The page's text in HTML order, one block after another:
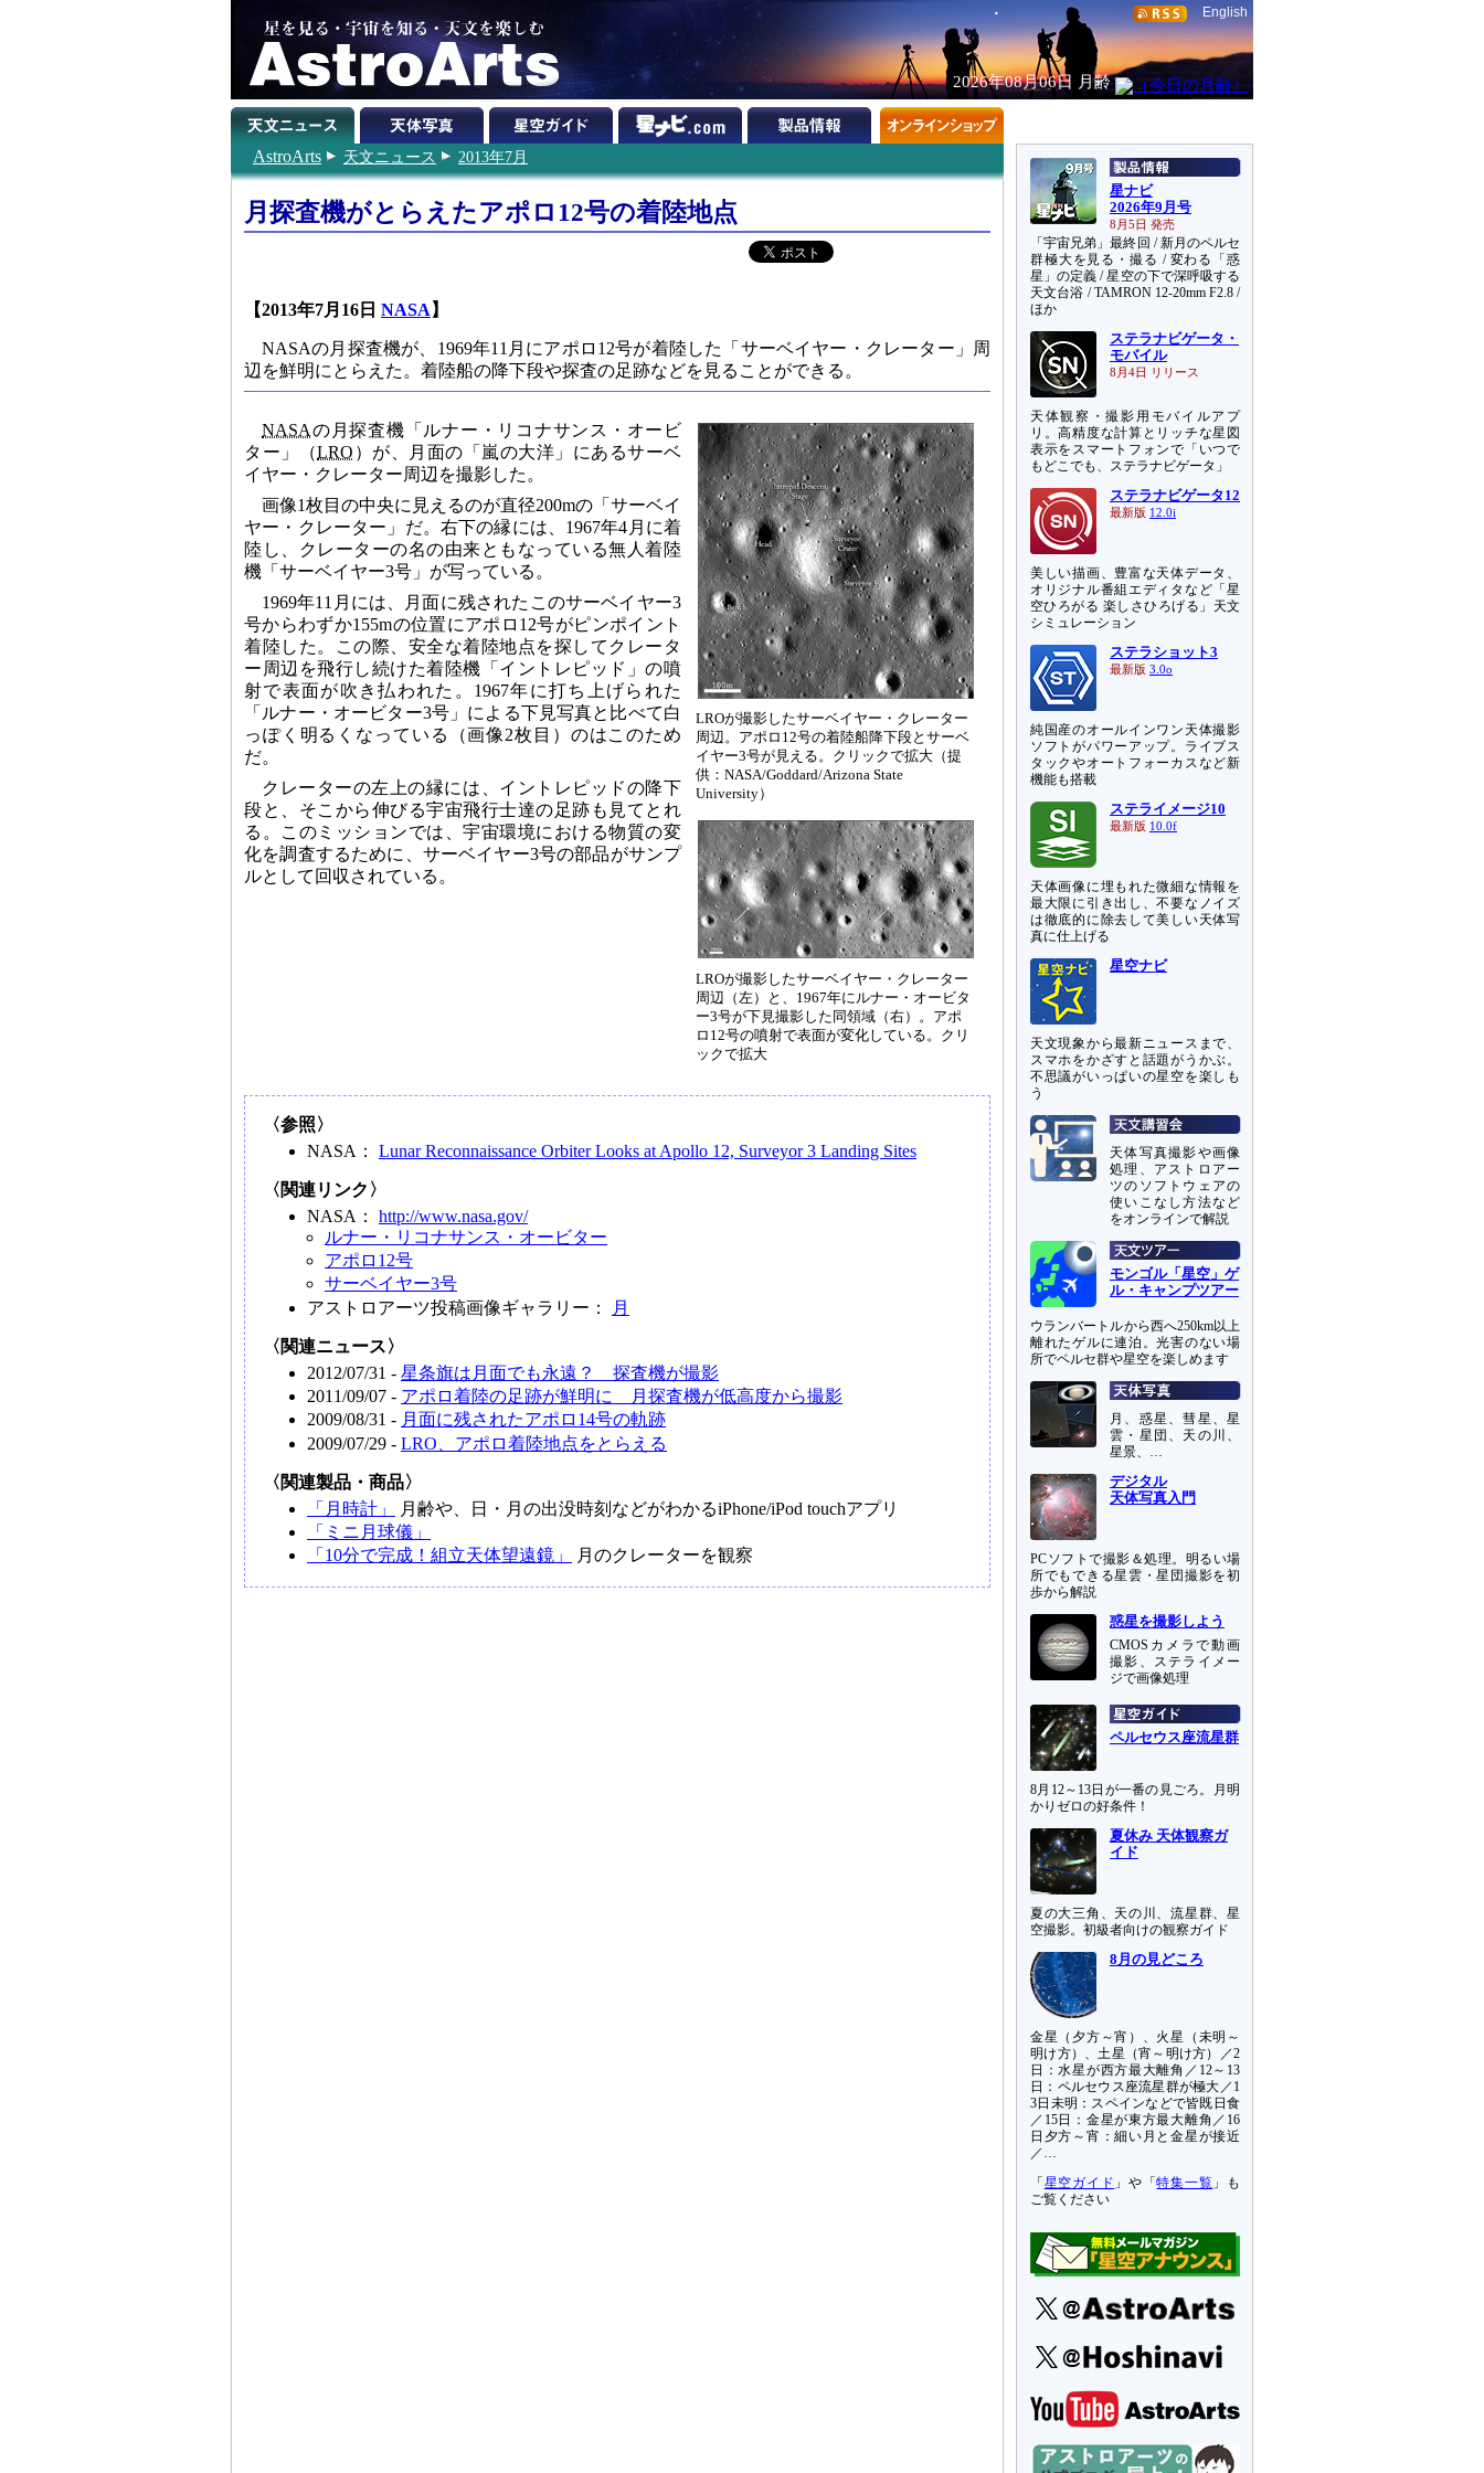
English
2026年08月06日 月齢
AstroArts 天文ニュース 2013年7月
月探査機がとらえたアポロ12号の着陸地点
【2013年7月16日 NASA 】
NASAの月探査機が、1969年11月にアポロ12号が着陸した「サーベイヤー・クレーター」周
辺を鮮明にとらえた。着陸船の降下段や探査の足跡などを見ることができる。
LROが撮影したサーベイヤー・クレーター
周辺。アポロ12号の着陸船降下段とサーベ
イヤー3号が見える。クリックで拡大（提
供：NASA/Goddard/Arizona State
University）
LROが撮影したサーベイヤー・クレーター
周辺（左）と、1967年にルナー・オービタ
ー3号が下見撮影した同領域（右）。アポ
ロ12号の噴射で表面が変化している。クリ
ックで拡大
NASAの月探査機「ルナー・リコナサンス・オービ
ター」（LRO ）が、月面の「嵐の大洋」にあるサーベ
イヤー・クレーター周辺を撮影した。
画像1枚目の中央に見えるのが直径200mの「サーベイ
ヤー・クレーター」だ。右下の縁には、1967年4月に着
陸し、クレーターの名の由来ともなっている無人着陸
機「サーベイヤー3号」が写っている。
1969年11月には、月面に残されたこのサーベイヤー3
号からわずか155mの位置にアポロ12号がピンポイント
着陸した。この際、安全な着陸地点を探してクレータ
ー周辺を飛行し続けた着陸機「イントレピッド」の噴
射で表面が吹き払われた。1967年に打ち上げられた
「ルナー・オービター3号」による下見写真と比べて白
っぽく明るくなっている（画像2枚目）のはこのため
だ。
クレーターの左上の縁には、イントレピッドの降下
段と、そこから伸びる宇宙飛行士達の足跡も見てとれ
る。このミッションでは、宇宙環境における物質の変
化を調査するために、サーベイヤー3号の部品がサンプ
ルとして回収されている。
〈参照〉
NASA： Lunar Reconnaissance Orbiter Looks at Apollo 12, Surveyor 3 Landing Sites
〈関連リンク〉
NASA： http://www.nasa.gov/
ルナー・リコナサンス・オービター
アポロ12号
サーベイヤー3号
アストロアーツ投稿画像ギャラリー：
月
〈関連ニュース〉
2012/07/31 - 星条旗は月面でも永遠？ 探査機が撮影
2011/09/07 - アポロ着陸の足跡が鮮明に 月探査機が低高度から撮影
2009/08/31 - 月面に残されたアポロ14号の軌跡
2009/07/29 - LRO、アポロ着陸地点をとらえる
〈関連製品・商品〉
「月時計」
月齢や、日・月の出没時刻などがわかるiPhone/iPod touchアプリ
「ミニ月球儀」
「10分で完成！組立天体望遠鏡」
月のクレーターを観察
星ナビ
2026年9月号
8月5日 発売
「宇宙兄弟」最終回 / 新月のペルセ
群極大を見る・撮る / 変わる「惑
星」の定義 / 星空の下で深呼吸する
天文台浴 / TAMRON 12-20mm F2.8 /
ほか
ステラナビゲータ・
モバイル
8月4日 リリース
天体観察・撮影用モバイルアプ
リ。高精度な計算とリッチな星図
表示をスマートフォンで「いつで
もどこでも、ステラナビゲータ」
ステラナビゲータ12
最新版 12.0i
美しい描画、豊富な天体データ、
オリジナル番組エディタなど「星
空ひろがる 楽しさひろげる」天文
シミュレーション
ステラショット3
最新版 3.0o
純国産のオールインワン天体撮影
ソフトがパワーアップ。ライブス
タックやオートフォーカスなど新
機能も搭載
ステライメージ10
最新版 10.0f
天体画像に埋もれた微細な情報を
最大限に引き出し、不要なノイズ
は徹底的に除去して美しい天体写
真に仕上げる
星空ナビ
天文現象から最新ニュースまで、
スマホをかざすと話題がうかぶ。
不思議がいっぱいの星空を楽しも
う
天体写真撮影や画像
処理、アストロアー
ツのソフトウェアの
使いこなし方法など
をオンラインで解説
モンゴル「星空」ゲ
ル・キャンプツアー
ウランバートルから西へ250km以上
離れたゲルに連泊。光害のない場
所でペルセ群や星空を楽しめます
月、惑星、彗星、星
雲・星団、天の川、
星景、…
デジタル
天体写真入門
PCソフトで撮影＆処理。明るい場
所でもできる星雲・星団撮影を初
歩から解説
惑星を撮影しよう
CMOSカメラで動画
撮影、ステライメー
ジで画像処理
ペルセウス座流星群
8月12～13日が一番の見ごろ。月明
かりゼロの好条件！
夏休み 天体観察ガ
イド
夏の大三角、天の川、流星群、星
空撮影。初級者向けの観察ガイド
8月の見どころ
金星（夕方～宵）、火星（未明～
明け方）、土星（宵～明け方）／2
日：水星が西方最大離角／12～13
日：ペルセウス座流星群が極大／1
3日未明：スペインなどで皆既日食
／15日：金星が東方最大離角／16
日夕方～宵：細い月と金星が接近
／…
「 星空ガイド 」や「特集一覧 」も
ご覧ください